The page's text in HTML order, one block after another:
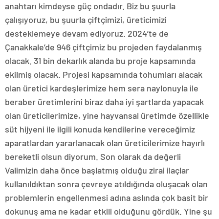
anahtarı kimdeyse güç ondadır. Biz bu şuurla
çalışıyoruz, bu şuurla çiftçimizi, üreticimizi
desteklemeye devam ediyoruz. 2024’te de
Çanakkale’de 946 çiftçimiz bu projeden faydalanmış
olacak. 31 bin dekarlık alanda bu proje kapsamında
ekilmiş olacak. Projesi kapsamında tohumları alacak
olan üretici kardeşlerimize hem sera naylonuyla ile
beraber üretimlerini biraz daha iyi şartlarda yapacak
olan üreticilerimize, yine hayvansal üretimde özellikle
süt hijyeni ile ilgili konuda kendilerine vereceğimiz
aparatlardan yararlanacak olan üreticilerimize hayırlı
bereketli olsun diyorum. Son olarak da değerli
Valimizin daha önce başlatmış olduğu zirai ilaçlar
kullanıldıktan sonra çevreye atıldığında oluşacak olan
problemlerin engellenmesi adına aslında çok basit bir
dokunuş ama ne kadar etkili olduğunu gördük. Yine şu